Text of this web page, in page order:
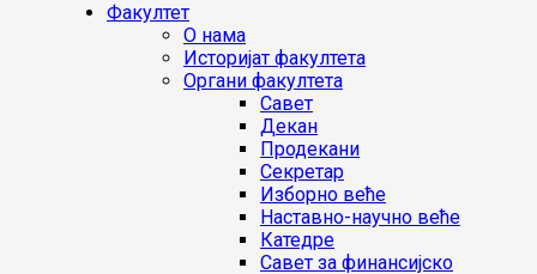
Факултет
О нама
Историјат факултета
Органи факултета
Савет
Декан
Продекани
Секретар
Изборно веће
Наставно-научно веће
Катедре
Савет за финансијско